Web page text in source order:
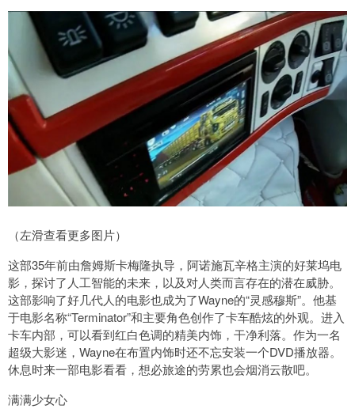
（左滑查看更多图片）
这部35年前由詹姆斯卡梅隆执导，阿诺施瓦辛格主演的好莱坞电
影，探讨了人工智能的未来，以及对人类而言存在的潜在威胁。
这部影响了好几代人的电影也成为了Wayne的“灵感穆斯”。他基
于电影名称“Terminator”和主要角色创作了卡车酷炫的外观。进入
卡车内部，可以看到红白色调的精美内饰，干净利落。作为一名
超级大影迷，Wayne在布置内饰时还不忘安装一个DVD播放器。
休息时来一部电影看看，想必旅途的劳累也会烟消云散吧。
满满少女心